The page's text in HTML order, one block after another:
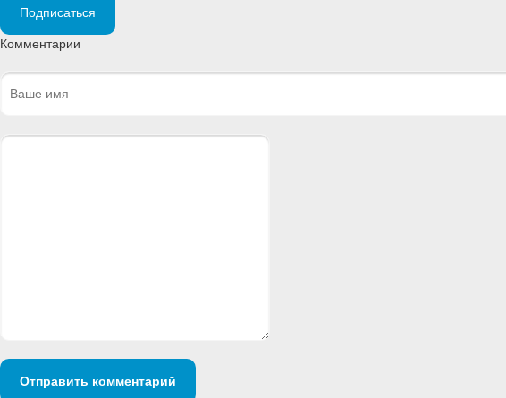
Подписаться
Комментарии
Отправить комментарий